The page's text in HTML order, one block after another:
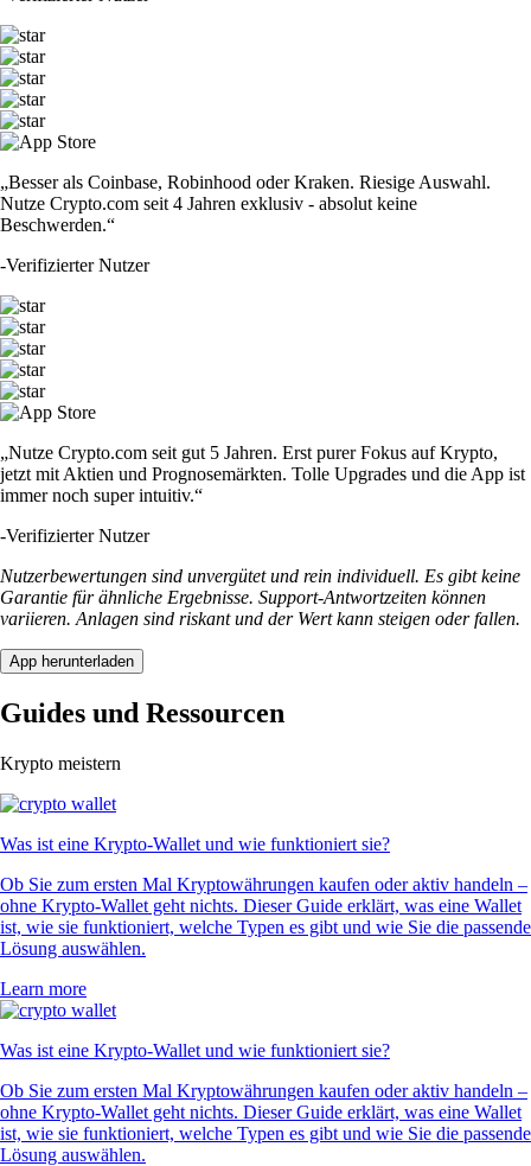
„Besser als Coinbase, Robinhood oder Kraken. Riesige Auswahl.
Nutze Crypto.com seit 4 Jahren exklusiv - absolut keine
Beschwerden.“
-Verifizierter Nutzer
„Nutze Crypto.com seit gut 5 Jahren. Erst purer Fokus auf Krypto,
jetzt mit Aktien und Prognosemärkten. Tolle Upgrades und die App ist
immer noch super intuitiv.“
-Verifizierter Nutzer
Nutzerbewertungen sind unvergütet und rein individuell. Es gibt keine
Garantie für ähnliche Ergebnisse. Support-Antwortzeiten können
variieren. Anlagen sind riskant und der Wert kann steigen oder fallen.
App herunterladen
Guides und Ressourcen
Krypto meistern
Was ist eine Krypto-Wallet und wie funktioniert sie?
Ob Sie zum ersten Mal Kryptowährungen kaufen oder aktiv handeln –
ohne Krypto-Wallet geht nichts. Dieser Guide erklärt, was eine Wallet
ist, wie sie funktioniert, welche Typen es gibt und wie Sie die passende
Lösung auswählen.
Learn more
Was ist eine Krypto-Wallet und wie funktioniert sie?
Ob Sie zum ersten Mal Kryptowährungen kaufen oder aktiv handeln –
ohne Krypto-Wallet geht nichts. Dieser Guide erklärt, was eine Wallet
ist, wie sie funktioniert, welche Typen es gibt und wie Sie die passende
Lösung auswählen.